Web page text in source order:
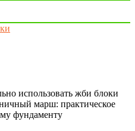
использовать жби блоки
марш: практическое
фундаменту